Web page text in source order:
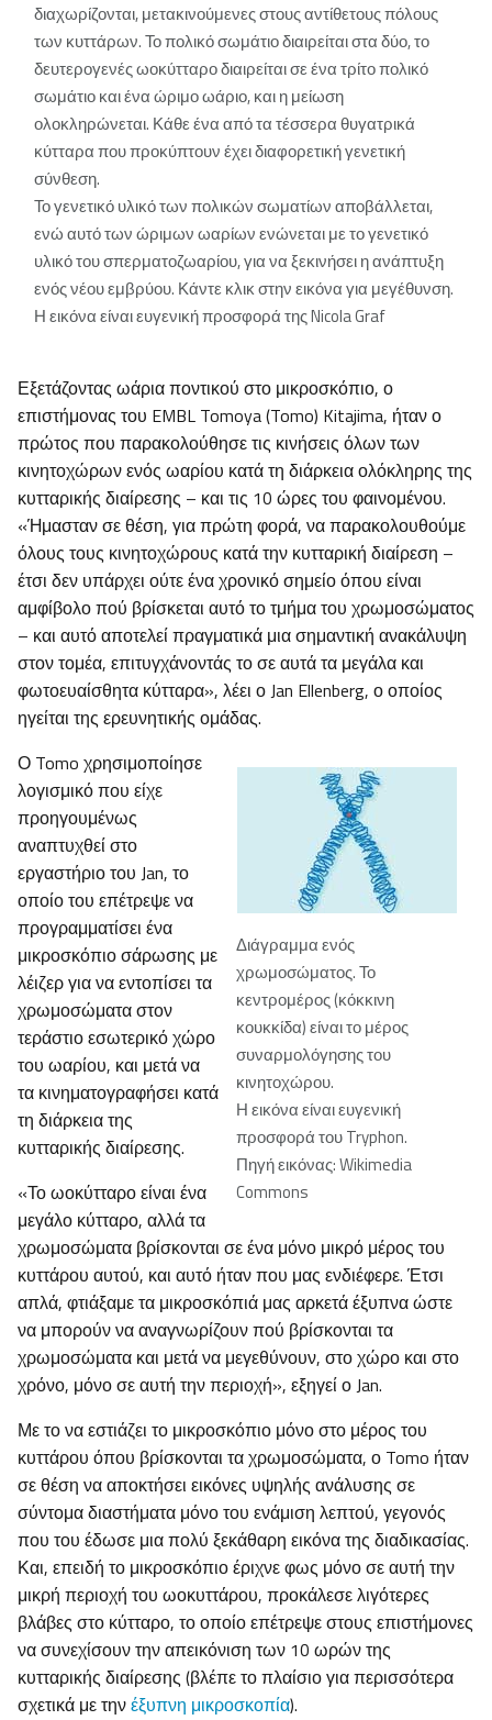
διαχωρίζονται, μετακινούμενες στους αντίθετους πόλους
των κυττάρων. Το πολικό σωμάτιο διαιρείται στα δύο, το
δευτερογενές ωοκύτταρο διαιρείται σε ένα τρίτο πολικό
σωμάτιο και ένα ώριμο ωάριο, και η μείωση
ολοκληρώνεται. Κάθε ένα από τα τέσσερα θυγατρικά
κύτταρα που προκύπτουν έχει διαφορετική γενετική
σύνθεση.
Το γενετικό υλικό των πολικών σωματίων αποβάλλεται,
ενώ αυτό των ώριμων ωαρίων ενώνεται με το γενετικό
υλικό του σπερματοζωαρίου, για να ξεκινήσει η ανάπτυξη
ενός νέου εμβρύου. Κάντε κλικ στην εικόνα για μεγέθυνση.
Η εικόνα είναι ευγενική προσφορά της Nicola Graf
Εξετάζοντας ωάρια ποντικού στο μικροσκόπιο, ο
επιστήμονας του EMBL Tomoya (Tomo) Kitajima, ήταν ο
πρώτος που παρακολούθησε τις κινήσεις όλων των
κινητοχώρων ενός ωαρίου κατά τη διάρκεια ολόκληρης της
κυτταρικής διαίρεσης – και τις 10 ώρες του φαινομένου.
«Ήμασταν σε θέση, για πρώτη φορά, να παρακολουθούμε
όλους τους κινητοχώρους κατά την κυτταρική διαίρεση –
έτσι δεν υπάρχει ούτε ένα χρονικό σημείο όπου είναι
αμφίβολο πού βρίσκεται αυτό το τμήμα του χρωμοσώματος
– και αυτό αποτελεί πραγματικά μια σημαντική ανακάλυψη
στον τομέα, επιτυγχάνοντάς το σε αυτά τα μεγάλα και
φωτοευαίσθητα κύτταρα», λέει ο Jan Ellenberg, ο οποίος
ηγείται της ερευνητικής ομάδας.
Διάγραμμα ενός
χρωμοσώματος. Το
κεντρομέρος (κόκκινη
κουκκίδα) είναι το μέρος
συναρμολόγησης του
κινητοχώρου.
Η εικόνα είναι ευγενική
προσφορά του Tryphon.
Πηγή εικόνας: Wikimedia
Commons
Ο Tomo χρησιμοποίησε
λογισμικό που είχε
προηγουμένως
αναπτυχθεί στο
εργαστήριο του Jan, το
οποίο του επέτρεψε να
προγραμματίσει ένα
μικροσκόπιο σάρωσης με
λέιζερ για να εντοπίσει τα
χρωμοσώματα στον
τεράστιο εσωτερικό χώρο
του ωαρίου, και μετά να
τα κινηματογραφήσει κατά
τη διάρκεια της
κυτταρικής διαίρεσης.
«Το ωοκύτταρο είναι ένα
μεγάλο κύτταρο, αλλά τα
χρωμοσώματα βρίσκονται σε ένα μόνο μικρό μέρος του
κυττάρου αυτού, και αυτό ήταν που μας ενδιέφερε. Έτσι
απλά, φτιάξαμε τα μικροσκόπιά μας αρκετά έξυπνα ώστε
να μπορούν να αναγνωρίζουν πού βρίσκονται τα
χρωμοσώματα και μετά να μεγεθύνουν, στο χώρο και στο
χρόνο, μόνο σε αυτή την περιοχή», εξηγεί ο Jan.
Με το να εστιάζει το μικροσκόπιο μόνο στο μέρος του
κυττάρου όπου βρίσκονται τα χρωμοσώματα, ο Tomo ήταν
σε θέση να αποκτήσει εικόνες υψηλής ανάλυσης σε
σύντομα διαστήματα μόνο του ενάμιση λεπτού, γεγονός
που του έδωσε μια πολύ ξεκάθαρη εικόνα της διαδικασίας.
Και, επειδή το μικροσκόπιο έριχνε φως μόνο σε αυτή την
μικρή περιοχή του ωοκυττάρου, προκάλεσε λιγότερες
βλάβες στο κύτταρο, το οποίο επέτρεψε στους επιστήμονες
να συνεχίσουν την απεικόνιση των 10 ωρών της
κυτταρικής διαίρεσης (βλέπε το πλαίσιο για περισσότερα
σχετικά με τηνέξυπνη μικροσκοπία).